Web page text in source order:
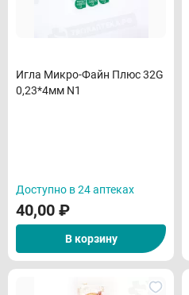
Игла Микро-Файн Плюс 32G
0,23*4мм N1
Доступно в 24 аптеках
40,00 ₽
В корзину